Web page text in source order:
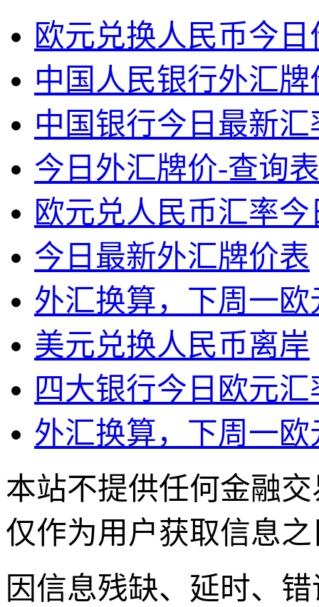
欧元兑换人民币今
中国人民银行外汇牌
中国银行今日最新汇
今日外汇牌价-查询
欧元兑人民币汇率今
今日最新外汇牌价表
外汇换算，下周一
美元兑换人民币离岸
四大银行今日欧元
外汇换算，下周一
本站不提供任何金融
仅作为用户获取信息
因信息残缺、延时、